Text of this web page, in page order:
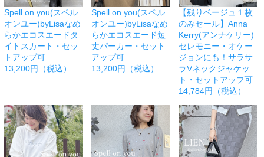
Spell on you(スペル
オンユー)byLisaなめ
らかエコスエードタ
イトスカート・セッ
トアップ可
13,200円（税込）
Spell on you(スペル
オンユー)byLisaなめ
らかエコスエード短
丈パーカー・セット
アップ可
13,200円（税込）
【残りベージュ１枚
のみセール】Anna
Kerry(アンナケリー)
セレモニー・オケー
ジョンにも！サラサ
ラVネックジャケッ
ト・セットアップ可
14,784円（税込）